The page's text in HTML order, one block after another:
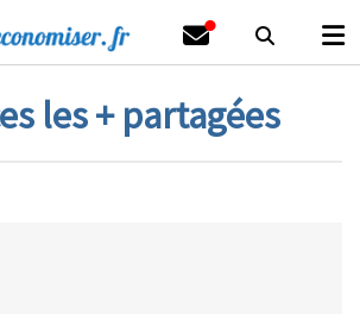
les + partagées